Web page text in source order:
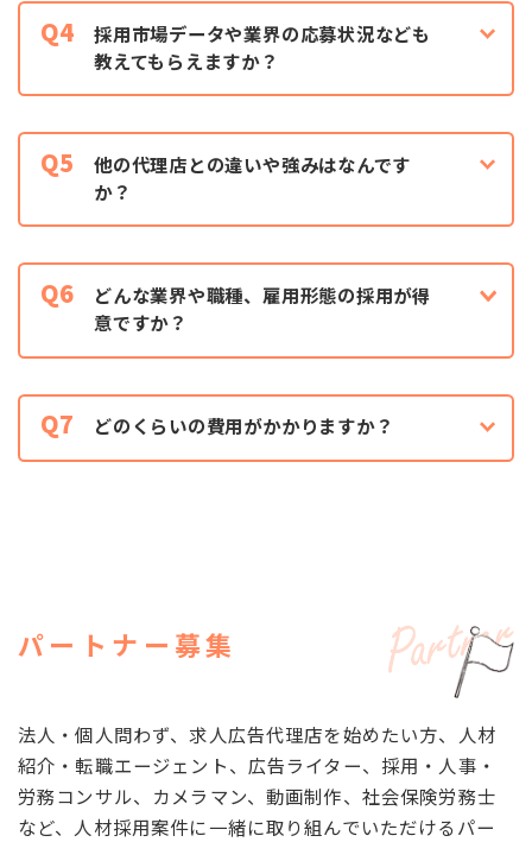
Q4
採用市場データや業界の応募状況なども
教えてもらえますか？
Q5
他の代理店との違いや強みはなんです
か？
Q6
どんな業界や職種、雇用形態の採用が得
意ですか？
Q7 どのくらいの費用がかかりますか？
パートナー募集
法人・個人問わず、求人広告代理店を始めたい方、人材
紹介・転職エージェント、広告ライター、採用・人事・
労務コンサル、カメラマン、動画制作、社会保険労務士
など、人材採用案件に一緒に取り組んでいただけるパー